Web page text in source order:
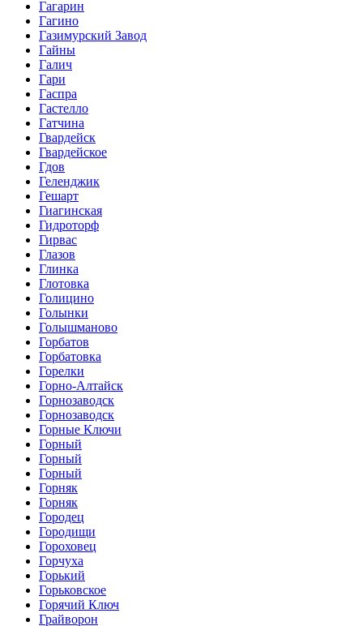
Гагарин
Гагино
Газимурский Завод
Гайны
Галич
Гари
Гаспра
Гастелло
Гатчина
Гвардейск
Гвардейское
Гдов
Геленджик
Гешарт
Гиагинская
Гидроторф
Гирвас
Глазов
Глинка
Глотовка
Голицино
Голынки
Голышманово
Горбатов
Горбатовка
Горелки
Горно-Алтайск
Горнозаводск
Горнозаводск
Горные Ключи
Горный
Горный
Горный
Горняк
Горняк
Городец
Городищи
Гороховец
Горчуха
Горький
Горьковское
Горячий Ключ
Грайворон